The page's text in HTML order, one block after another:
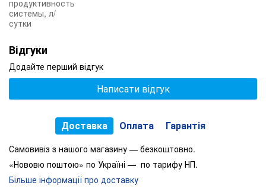
Коробка та інструкція з експлуатації.
продуктивность
системы, л/
сутки
Відгуки
Додайте перший відгук
Написати відгук
Доставка Оплата Гарантія
Самовивіз з нашого магазину — безкоштовно.
«Нововю поштою» по Україні — по тарифу НП.
Більше інформації про доставку